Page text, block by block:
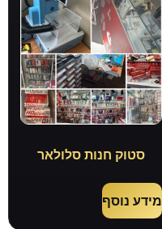
סטוק חנות סלולאר
מידע נוסף